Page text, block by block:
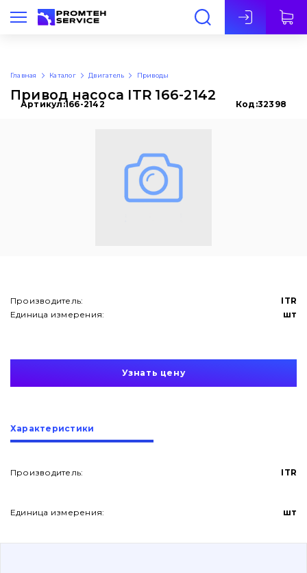
Рус
О нас
Контакты
Вакансии
Главная Каталог Двигатель Приводы
Привод насоса ITR 166-2142
Артикул:166-2142 Код:32398
Производитель:
ITR
Единица измерения:
шт
Узнать цену
Характеристики
Производитель: ITR
Единица измерения: шт